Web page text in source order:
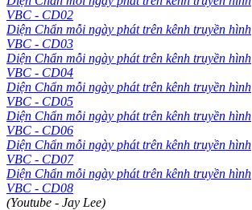
VBC - CD02
Diện Chẩn mỗi ngày phát trên kênh truyền hình
VBC - CD03
Diện Chẩn mỗi ngày phát trên kênh truyền hình
VBC - CD04
Diện Chẩn mỗi ngày phát trên kênh truyền hình
VBC - CD05
Diện Chẩn mỗi ngày phát trên kênh truyền hình
VBC - CD06
Diện Chẩn mỗi ngày phát trên kênh truyền hình
VBC - CD07
Diện Chẩn mỗi ngày phát trên kênh truyền hình
VBC - CD08
(Youtube - Jay Lee)